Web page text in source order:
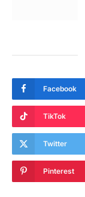
Facebook
TikTok
Twitter
Pinterest